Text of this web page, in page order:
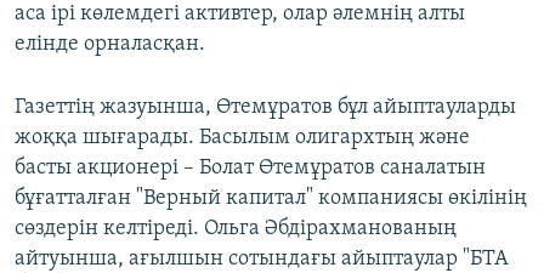
аса ірі көлемдегі активтер, олар әлемнің алты
елінде орналасқан.
Газеттің жазуынша, Өтемұратов бұл айыптауларды
жоққа шығарады. Басылым олигархтың және
басты акционері – Болат Өтемұратов саналатын
бұғатталған "Верный капитал" компаниясы өкілінің
сөздерін келтіреді. Ольга Әбдірахманованың
айтуынша, ағылшын сотындағы айыптаулар "БТА